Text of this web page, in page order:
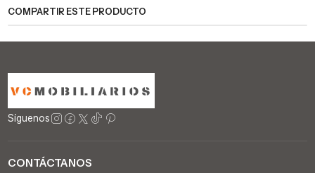
COMPARTIR ESTE PRODUCTO
Síguenos
CONTÁCTANOS